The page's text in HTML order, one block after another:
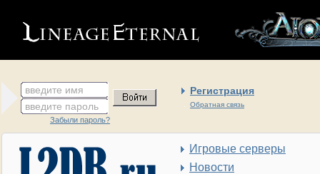
введите имя Регистрация
Обратная связь
введите пароль
Забыли пароль?
Игровые серверы
Новости